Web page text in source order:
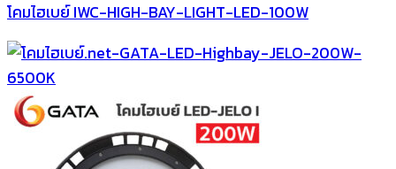
โคมไฮเบย์ IWC-HIGH-BAY-LIGHT-LED-100W